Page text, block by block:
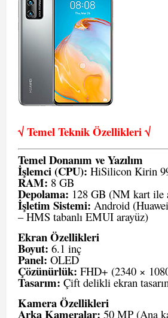
√ Temel Teknik Özellikleri √
Temel Donanım ve Yazılım
İşlemci (CPU): HiSilicon Kirin
RAM: 8 GB
Depolama: 128 GB (NM kart ile
İşletim Sistemi: Android
– HMS tabanlı EMUI arayüz)
Ekran Özellikleri
Boyut: 6.1 inç
Panel: OLED
Çözünürlük: FHD+ (2340 ×
Tasarım: Çift delikli ekran
Kamera Özellikleri
Arka Kameralar: 50 MP (Ana